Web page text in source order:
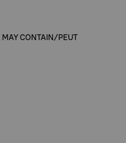
CONTAIN/PEUT